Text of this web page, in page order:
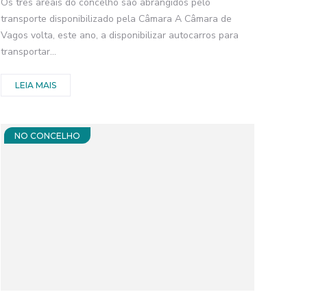
transporte disponibilizado pela Câmara A Câmara de
Vagos volta, este ano, a disponibilizar autocarros para
transportar...
LEIA MAIS
NO CONCELHO